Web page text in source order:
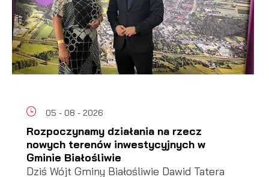
05 - 08 - 2026
Rozpoczynamy działania na rzecz
nowych terenów inwestycyjnych w
Gminie Białośliwie
Dziś Wójt Gminy Białośliwie Dawid Tatera